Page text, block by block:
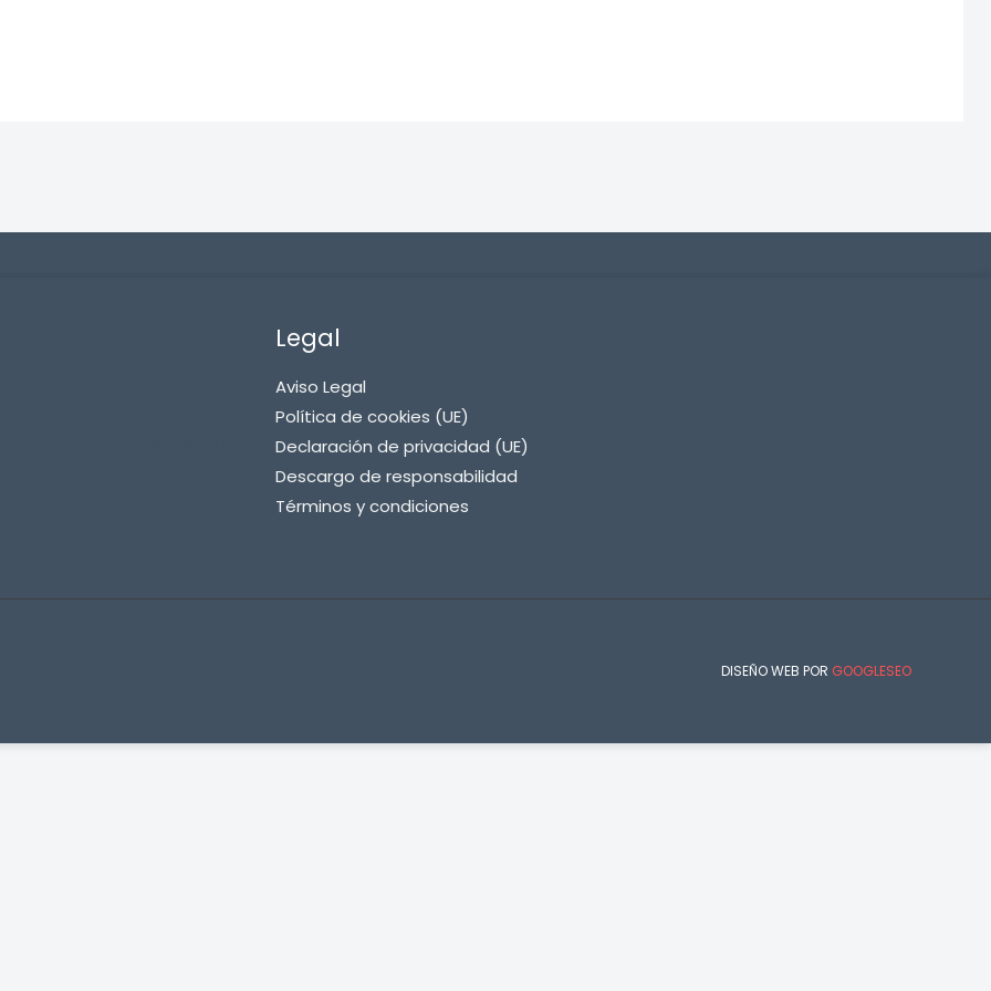
Legal
Aviso Legal
Política de cookies (UE)
Declaración de privacidad (UE)
Descargo de responsabilidad
Términos y condiciones
DISEÑO WEB POR GOOGLESEO